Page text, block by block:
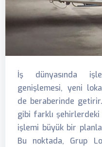
İş dünyasında
genişlemesi, yeni
de beraberinde
gibi farklı
işlemi büyük bir
Bu noktada, Grup